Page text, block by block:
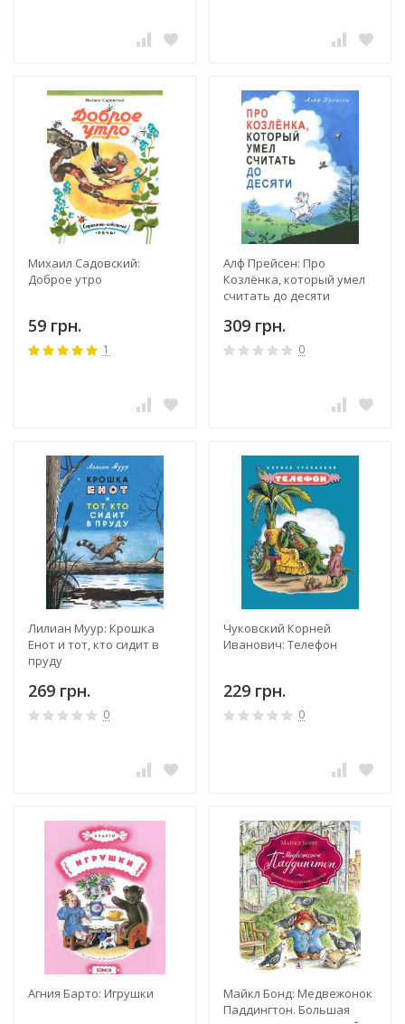
Михаил Садовский:
Доброе утро
59 грн.
1
Алф Прейсен: Про
Козлёнка, который умел
считать до десяти
309 грн.
0
Лилиан Муур: Крошка
Енот и тот, кто сидит в
пруду
269 грн.
0
Чуковский Корней
Иванович: Телефон
229 грн.
0
Агния Барто: Игрушки
Майкл Бонд: Медвежонок
Паддингтон. Большая